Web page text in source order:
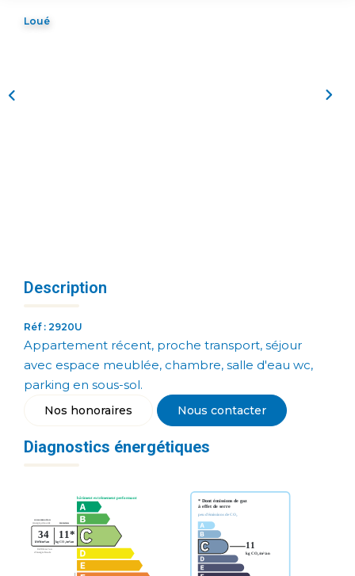
Loué
Description
Réf : 2920U
Appartement récent, proche transport, séjour
avec espace meublée, chambre, salle d'eau wc,
parking en sous-sol.
Nos honoraires Nous contacter
Diagnostics énergétiques